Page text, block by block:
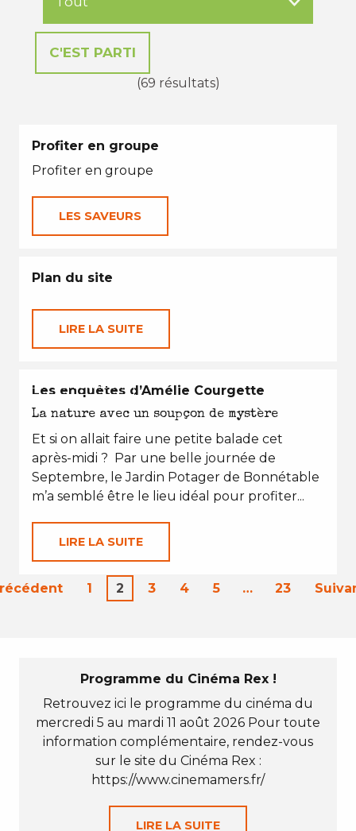
(69 résultats)
Profiter en groupe
Profiter en groupe
LES SAVEURS
Plan du site
LIRE LA SUITE
EN TOUTES SAISONS
Les enquêtes d’Amélie Courgette
La nature avec un soupçon de mystère
Et si on allait faire une petite balade cet
après-midi ? Par une belle journée de
Septembre, le Jardin Potager de Bonnétable
m’a semblé être le lieu idéal pour profiter...
LIRE LA SUITE
1 2 3 4 5 … 23
Programme du Cinéma Rex !
Retrouvez ici le programme du cinéma du
mercredi 5 au mardi 11 août 2026 Pour toute
information complémentaire, rendez-vous
sur le site du Cinéma Rex :
https://www.cinemamers.fr/
LIRE LA SUITE